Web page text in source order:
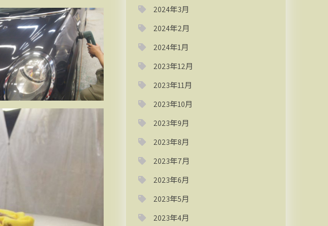
2024年3月
2024年2月
2024年1月
2023年12月
2023年11月
2023年10月
2023年9月
2023年8月
2023年7月
2023年6月
2023年5月
2023年4月